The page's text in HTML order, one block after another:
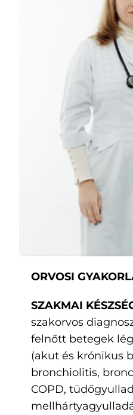
ORVOSI
SZAKMAI
szakorvos
felnőtt betegek
(akut és krónikus
bronchiolitis,
COPD,